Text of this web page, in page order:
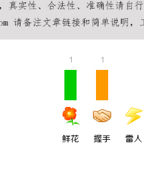
1
鲜花
1
握手 雷人